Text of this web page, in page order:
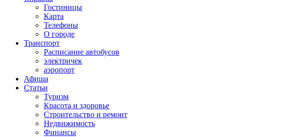
Гостиницы
Карта
Телефоны
О городе
Транспорт
Расписание автобусов
электричек
аэропорт
Афиша
Статьи
Туризм
Красота и здоровье
Строительство и ремонт
Недвижимость
Финансы